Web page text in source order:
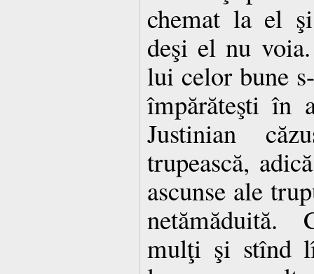
chemat la el
deşi el nu
lui celor bune
împărăteşti în
Justinian
trupească,
ascunse ale
mulţi şi stînd